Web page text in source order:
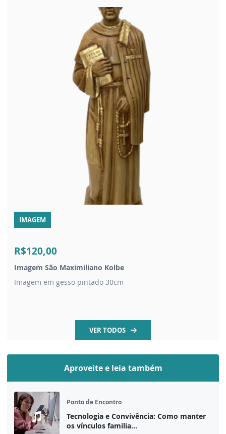
IMAGEM
R$120,00
Imagem São Maximiliano Kolbe
Imagem em gesso pintado 30cm
VER TODOS
Aproveite e leia também
Ponto de Encontro
Tecnologia e Convivência: Como manter
os vínculos familia...